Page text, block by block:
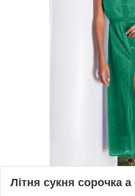
Літня сукня сорочка а